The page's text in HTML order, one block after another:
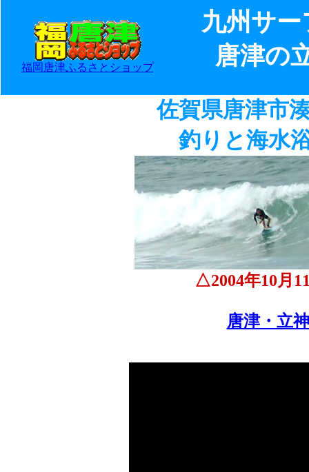
福岡唐津ふるさとショップ
九州サ
唐津の
佐賀県唐津市
釣りと海水
△2004年10月
唐津・立